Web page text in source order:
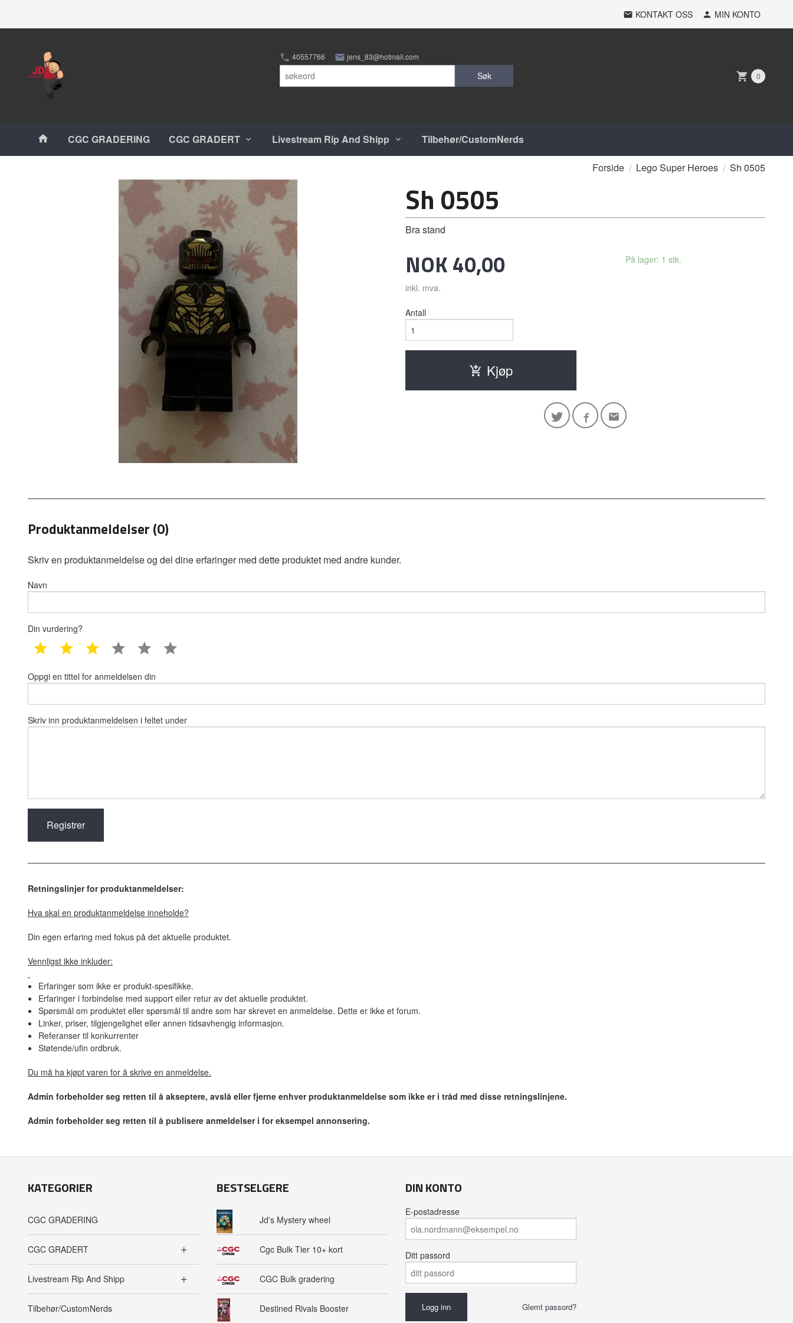
KONTAKT OSS MIN KONTO
40557766 jens_83@hotmail.com
Søk 0
Produkter
CGC GRADERING CGC GRADERT Livestream Rip And Shipp Tilbehør/CustomNerds
Forside Lego Super Heroes Sh 0505
Sh 0505
Bra stand
Pris
NOK40,00
inkl. mva.
På lager: 1 stk.
Antall
Kjøp
Produktanmeldelser (0)
Skriv en produktanmeldelse og del dine erfaringer med dette produktet med andre kunder.
Navn
Din vurdering?
1 star 2 star 3 star 4 star 5 star
Oppgi en tittel for anmeldelsen din
Skriv inn produktanmeldelsen i feltet under
Retningslinjer for produktanmeldelser:
Hva skal en produktanmeldelse inneholde?
Din egen erfaring med fokus på det aktuelle produktet.
Vennligst ikke inkluder:
Erfaringer som ikke er produkt-spesifikke.
Erfaringer i forbindelse med support eller retur av det aktuelle produktet.
Spørsmål om produktet eller spørsmål til andre som har skrevet en anmeldelse. Dette er ikke et forum.
Linker, priser, tilgjengelighet eller annen tidsavhengig informasjon.
Referanser til konkurrenter
Støtende/ufin ordbruk.
Du må ha kjøpt varen for å skrive en anmeldelse.
Admin forbeholder seg retten til å akseptere, avslå eller fjerne enhver produktanmeldelse som ikke er i tråd med disse retningslinjene.
Admin forbeholder seg retten til å publisere anmeldelser i for eksempel annonsering.
KATEGORIER
CGC GRADERING
CGC GRADERT
Livestream Rip And Shipp
Tilbehør/CustomNerds
BESTSELGERE
Jd's Mystery wheel
Cgc Bulk Tier 10+ kort
CGC Bulk gradering
Destined Rivals Booster
DIN KONTO
E-postadresse
Ditt passord
Glemt passord?